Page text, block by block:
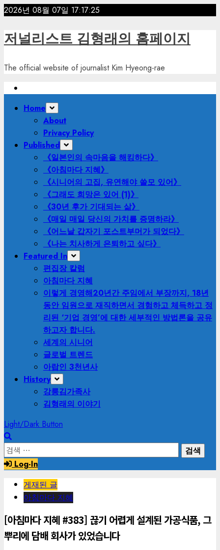
Skip
content
2026년 08월 07일 17:17:27
저널리스트 김형래의 홈페이지
The official website of journalist Kim Hyeong-rae
PrimaryHome
About
Privacy Policy
Published
《일본인의 속마음을 해킹하다》
《아침마다 지혜》
《시니어의 고집, 유연해야 쓸모 있어》
《그래도 희망은 있어 (1)》
《30년 후가 기대되는 삶》
《매일 매일 당신의 가치를 증명하라》
《어느날 갑자기 포스트부머가 되었다》
《나는 치사하게 은퇴하고 싶다》
Featured In
편집장 칼럼
아침마다 지혜
이렇게 경영해20년간 주임에서 부장까지, 18년
동안 임원으로 재직하면서 경험하고 체득하고 정
리된 ‘기업 경영’에 대한 세부적인 방법론을 공유
하고자 합니다.
세계의 시니어
글로벌 트렌드
아랍인 3천년사
History
강릉김가족사
김형래의 이야기
Light/Dark Button
검
색:Log-In
게재된 글
아침마다 지혜
[아침마다 지혜 #383] 끊기 어렵게 설계된 가공식품, 그
뿌리에 담배 회사가 있었습니다